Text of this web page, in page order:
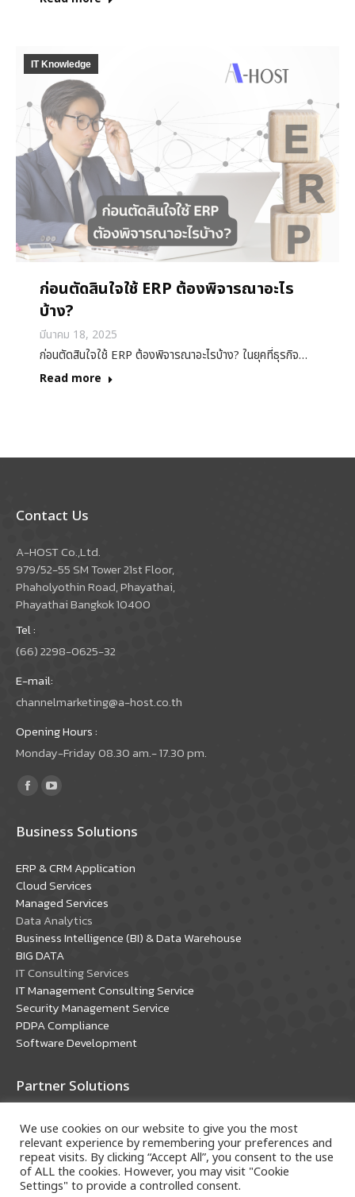
IT Knowledge
ก่อนตัดสินใจใช้ ERP ต้องพิจารณาอะไร
บ้าง?
มีนาคม 18, 2025
ก่อนตัดสินใจใช้ ERP ต้องพิจารณาอะไรบ้าง? ในยุคที่ธุรกิจ…
Read more
Contact Us
A-HOST Co.,Ltd.
979/52-55 SM Tower 21st Floor,
Phaholyothin Road, Phayathai,
Phayathai Bangkok 10400
Tel :
(66) 2298-0625-32
E-mail:
channelmarketing@a-host.co.th
Opening Hours :
Monday-Friday 08.30 am.- 17.30 pm.
Find us on:
Facebook
opens
new
window
YouTube
opens
new
window
Business Solutions
ERP & CRM Application
Cloud Services
Managed Services
Data Analytics
Business Intelligence (BI) & Data Warehouse
BIG DATA
IT Consulting Services
IT Management Consulting Service
Security Management Service
PDPA Compliance
Software Development
Partner Solutions
Oracle Solutions
Microsoft Solutions
We use cookies on our website to give you the most
relevant experience by remembering your preferences and
repeat visits. By clicking “Accept All”, you consent to the use
of ALL the cookies. However, you may visit "Cookie
Settings" to provide a controlled consent.